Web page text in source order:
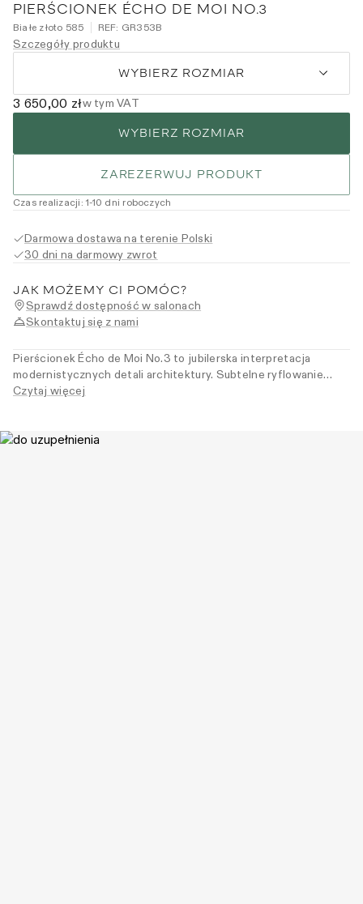
PIERŚCIONEK ÉCHO DE MOI NO.3
Białe złoto 585 REF: GR353B
Szczegóły produktu
WYBIERZ ROZMIAR
3 650,00 złw tym VAT
ZAREZERWUJ PRODUKT
WYBIERZ ROZMIAR
Czas realizacji :1-10 dni roboczych
Darmowa dostawa na terenie Polski
30 dni na darmowy zwrot
JAK MOŻEMY CI POMÓC?
Sprawdź dostępność w salonach
Skontaktuj się z nami
Pierścionek Écho de Moi No.3 to jubilerska interpretacja
modernistycznych detali architektury. Subtelne ryflowanie
wprowadza do kompozycji ruch i światło, a jego smukła forma
wyrazu.
Czytaj więcej